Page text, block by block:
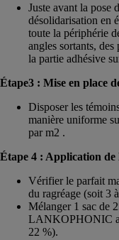
Juste avant la pose
désolidarisation en
toute la périphérie
angles sortants,
la partie adhésive
Étape3 : Mise en place
Disposer les
manière uniforme
par m2 .
Étape 4 : Application de
Vérifier le parfait
du ragréage (soit 3
Mélanger 1 sac de
LANKOPHONIC
22 %).